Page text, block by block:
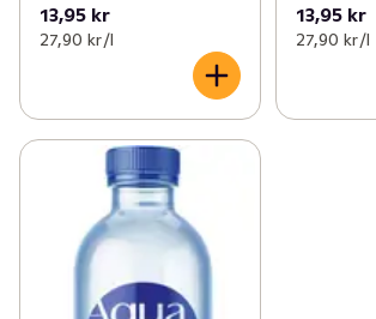
13,95 kr
27,90 kr /l
13,95 kr
27,90 kr /l